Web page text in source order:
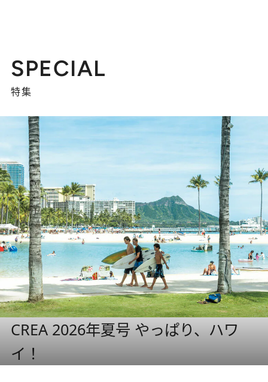
SPECIAL
特集
CREA 2026年夏号 やっぱり、ハワ
イ！